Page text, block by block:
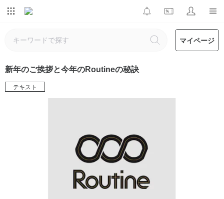
マイページ
新年のご挨拶と今年のRoutineの秘訣
テキスト